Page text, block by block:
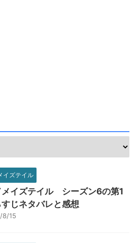
イズテイル
メイズテイル シーズン6の第1
じネタバレと感想
8/15